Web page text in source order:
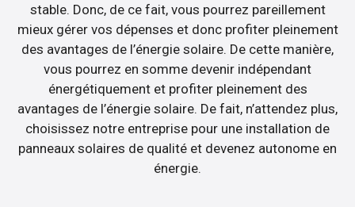
stable. Donc, de ce fait, vous pourrez pareillement
mieux gérer vos dépenses et donc profiter pleinement
des avantages de l’énergie solaire. De cette manière,
vous pourrez en somme devenir indépendant
énergétiquement et profiter pleinement des
avantages de l’énergie solaire. De fait, n’attendez plus,
choisissez notre entreprise pour une installation de
panneaux solaires de qualité et devenez autonome en
énergie.